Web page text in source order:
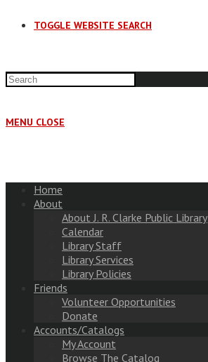
TOGGLE WEBSITE SEARCH
MENU CLOSE
Home
About
About J. R. Clarke Public Library
Calendar
Library Staff
Library Services
Library Policies
Friends
Volunteer Opportunities
Donate
Accounts/Catalogs
My Account
Browse The Catalog